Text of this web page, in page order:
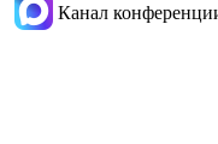
Канал